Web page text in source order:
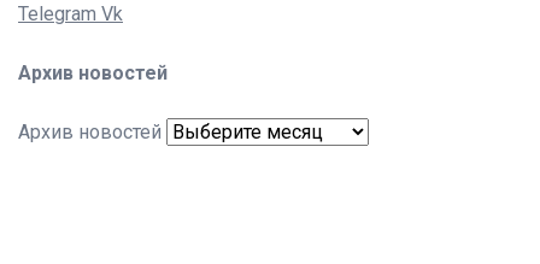
Telegram Vk
Архив новостей
Архив новостей